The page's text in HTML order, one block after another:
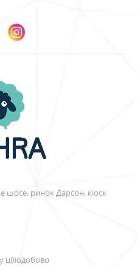
шосе, ринок Дарсон, кіоск
цілодобово